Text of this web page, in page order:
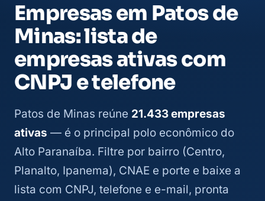
Empresas em Patos de
Minas: lista de
empresas ativas com
CNPJ e telefone
Patos de Minas reúne 21.433 empresas
ativas — é o principal polo econômico do
Alto Paranaíba. Filtre por bairro (Centro,
Planalto, Ipanema), CNAE e porte e baixe a
lista com CNPJ, telefone e e-mail, pronta